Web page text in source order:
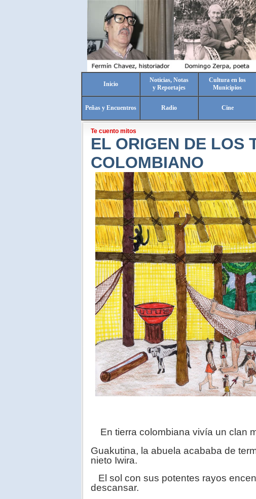
Inicio
Noticias, Notas
y Reportajes
Cultura en los
Municipios
Peñas y Encuentros Radio Cine
Te cuento mitos
EL ORIGEN DE LOS
COLOMBIANO
En tierra colombiana vivía un clan
Guakutina, la abuela acababa de
nieto Iwira.
El sol con sus potentes rayos
descansar.